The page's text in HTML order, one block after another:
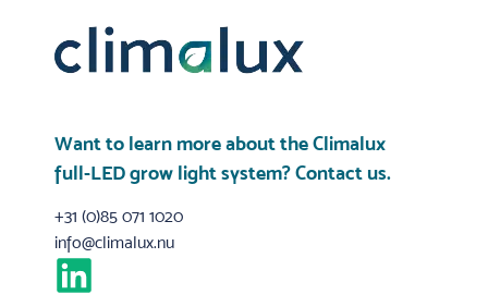
Want to learn more about the Climalux
full-LED grow light system?Contact us.
+31 (0)85 071 1020
info@climalux.nu